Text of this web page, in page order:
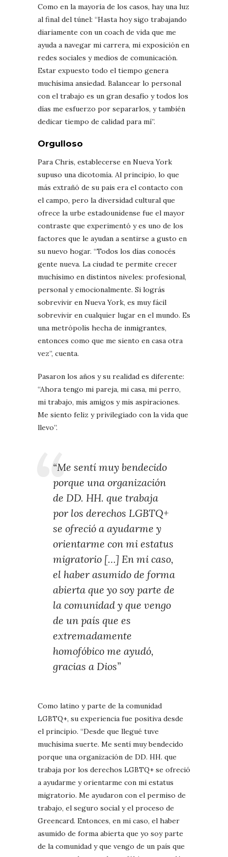
Como en la mayoría de los casos, hay una luz
al final del túnel: “Hasta hoy sigo trabajando
diariamente con un coach de vida que me
ayuda a navegar mi carrera, mi exposición en
redes sociales y medios de comunicación.
Estar expuesto todo el tiempo genera
muchísima ansiedad. Balancear lo personal
con el trabajo es un gran desafío y todos los
días me esfuerzo por separarlos, y también
dedicar tiempo de calidad para mí”.
Orgulloso
Para Chris, establecerse en Nueva York
supuso una dicotomía. Al principio, lo que
más extrañó de su país era el contacto con
el campo, pero la diversidad cultural que
ofrece la urbe estadounidense fue el mayor
contraste que experimentó y es uno de los
factores que le ayudan a sentirse a gusto en
su nuevo hogar. “Todos los días conocés
gente nueva. La ciudad te permite crecer
muchísimo en distintos niveles: profesional,
personal y emocionalmente. Si lográs
sobrevivir en Nueva York, es muy fácil
sobrevivir en cualquier lugar en el mundo. Es
una metrópolis hecha de inmigrantes,
entonces como que me siento en casa otra
vez”, cuenta.
Pasaron los años y su realidad es diferente:
“Ahora tengo mi pareja, mi casa, mi perro,
mi trabajo, mis amigos y mis aspiraciones.
Me siento feliz y privilegiado con la vida que
llevo”.
“Me sentí muy bendecido
porque una organización
de DD. HH. que trabaja
por los derechos LGBTQ+
se ofreció a ayudarme y
orientarme con mi estatus
migratorio […] En mi caso,
el haber asumido de forma
abierta que yo soy parte de
la comunidad y que vengo
de un país que es
extremadamente
homofóbico me ayudó,
gracias a Dios”
Como latino y parte de la comunidad
LGBTQ+, su experiencia fue positiva desde
el principio. “Desde que llegué tuve
muchísima suerte. Me sentí muy bendecido
porque una organización de DD. HH. que
trabaja por los derechos LGBTQ+ se ofreció
a ayudarme y orientarme con mi estatus
migratorio. Me ayudaron con el permiso de
trabajo, el seguro social y el proceso de
Greencard. Entonces, en mi caso, el haber
asumido de forma abierta que yo soy parte
de la comunidad y que vengo de un país que